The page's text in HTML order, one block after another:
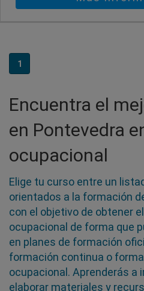
1
Encuentra el
en Pontevedra
ocupacional
Elige tu curso entre un
orientados a la formación
con el objetivo de obtener
ocupacional de forma que
en planes de formación
formación continua o
ocupacional. Aprenderás a
elaborar materiales y